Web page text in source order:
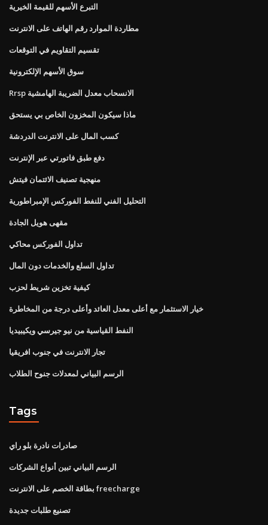
التبرع الأسهم للقيمة الخيرية
مطاردة الموارد رقم الهاتف على الانترنت
تقسيم التقاويم في التوقعات
سوق الأسهم الإلكترونية
Rrsp الانسحاب معدل الضريبة الهامشية
ماذا سيكون المخزون الخاص بي يستحق
كسب المال على الانترنت الدردشة
دفع طبق فاتورتي عبر الإنترنت
منهجية تصنيف الائتمان فيتش
التحليل الفني للنفط الفوركس الإمبراطورية
مقهى هويل الجادة
تداول الفوركس محاكي
تداول السلع والخدمات دون المال
كيفية تخزين شريط لحزب
خيار الاستثمار مع أعلى معدل العائد وأعلى درجة من المخاطرة
النفط القياسية من نيو جيرسي ويكيبيديا
تجار الانترنت في جنوب افريقيا
الرسم البياني لمعدلات جنوح الطلاب
Tags
صادرات نادرة بلو راي
الرسم البياني تبين أنواع الشركات
بطاقة الخصم على الانترنت freecharge
تصنيع طلبات جديدة